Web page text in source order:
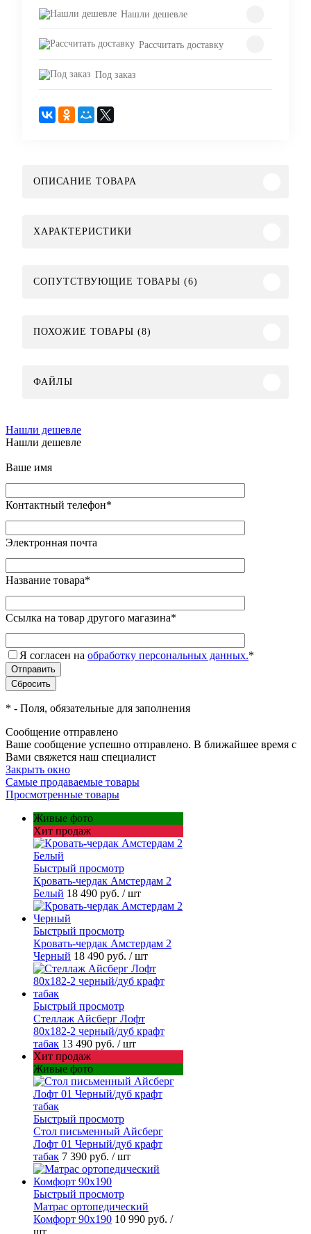
Нашли дешевле
Рассчитать доставку
Под заказ
ОПИСАНИЕ ТОВАРА
ХАРАКТЕРИСТИКИ
СОПУТСТВУЮЩИЕ ТОВАРЫ (6)
ПОХОЖИЕ ТОВАРЫ (8)
ФАЙЛЫ
Нашли дешевле
Нашли дешевле
Ваше имя
Контактный телефон*
Электронная почта
Название товара*
Ссылка на товар другого магазина*
Я согласен на обработку персональных данных.*
* - Поля, обязательные для заполнения
Сообщение отправлено
Ваше сообщение успешно отправлено. В ближайшее время с
Вами свяжется наш специалист
Закрыть окно
Самые продаваемые товары
Просмотренные товары
Живые фото
Хит продаж
Быстрый просмотр
Кровать-чердак Амстердам 2
Белый 18 490 руб. / шт
Быстрый просмотр
Кровать-чердак Амстердам 2
Черный 18 490 руб. / шт
Быстрый просмотр
Стеллаж Айсберг Лофт
80х182-2 черный/дуб крафт
табак 13 490 руб. / шт
Хит продаж
Живые фото
Быстрый просмотр
Стол письменный Айсберг
Лофт 01 Черный/дуб крафт
табак 7 390 руб. / шт
Быстрый просмотр
Матрас ортопедический
Комфорт 90х190 10 990 руб. /
шт